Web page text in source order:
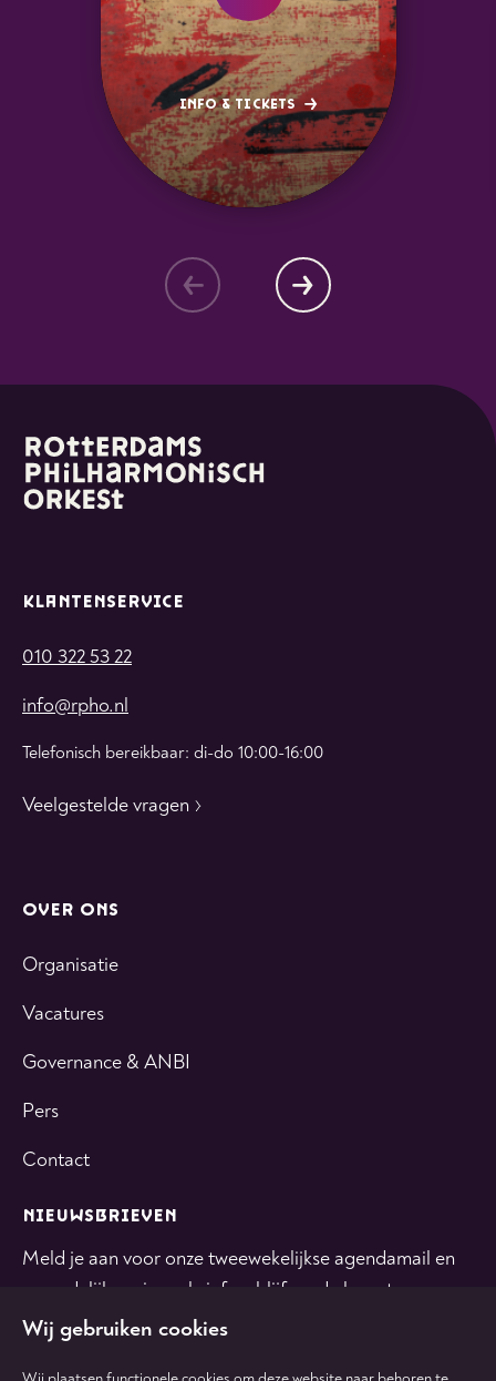
INFO & TICKETS
KLANTENSERVICE
010 322 53 22
info@rpho.nl
Telefonisch bereikbaar: di-do 10:00-16:00
Veelgestelde vragen
OVER ONS
Organisatie
Vacatures
Governance & ANBI
Pers
Contact
NIEUWSBRIEVEN
Meld je aan voor onze tweewekelijkse agendamail en
maandelijkse nieuwsbrief en blijf op de hoogte.
Wij gebruiken cookies